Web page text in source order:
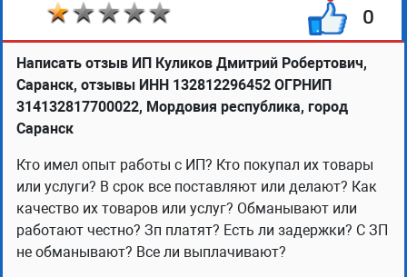
0
Написать отзыв ИП Куликов Дмитрий Робертович,
Саранск, отзывы ИНН 132812296452 ОГРНИП
314132817700022, Мордовия республика, город
Саранск
Кто имел опыт работы с ИП? Кто покупал их товары
или услуги? В срок все поставляют или делают? Как
качество их товаров или услуг? Обманывают или
работают честно? Зп платят? Есть ли задержки? С ЗП
не обманывают? Все ли выплачивают?